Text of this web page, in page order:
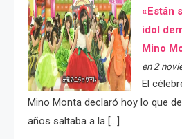
«Están
idol
Mino
en 2
El
Mino Monta declaró hoy lo que
años saltaba a la […]